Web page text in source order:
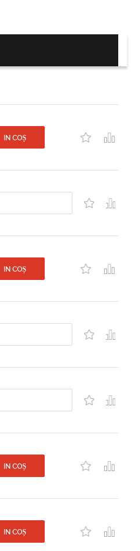
IN COȘ
IN COȘ
IN COȘ
IN COȘ